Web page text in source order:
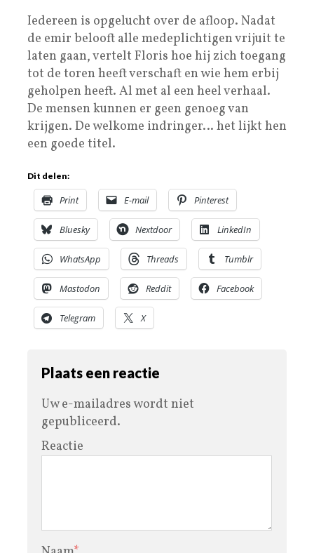
Iedereen is opgelucht over de afloop. Nadat
de emir belooft alle medeplichtigen vrijuit te
laten gaan, vertelt Floris hoe hij zich toegang
tot de toren heeft verschaft en wie hem erbij
geholpen heeft. Al met al een heel verhaal.
De mensen kunnen er geen genoeg van
krijgen. De welkome indringer… het lijkt hen
een goede titel.
Dit delen:
Print E-mail Pinterest
Bluesky Nextdoor LinkedIn
WhatsApp Threads Tumblr
Mastodon Reddit Facebook
Telegram X
Plaats een reactie
Uw e-mailadres wordt niet
gepubliceerd.
Reactie